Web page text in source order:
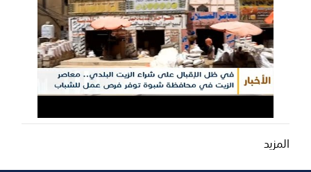
المزيد